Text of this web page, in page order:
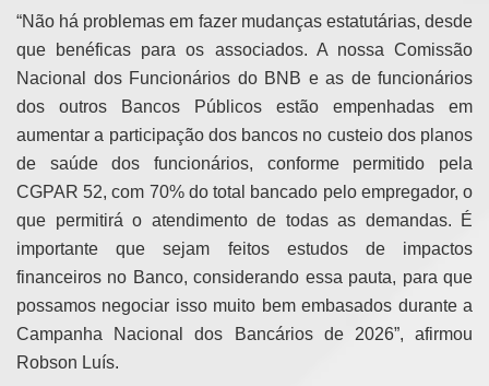
“Não há problemas em fazer mudanças estatutárias, desde
que benéficas para os associados. A nossa Comissão
Nacional dos Funcionários do BNB e as de funcionários
dos outros Bancos Públicos estão empenhadas em
aumentar a participação dos bancos no custeio dos planos
de saúde dos funcionários, conforme permitido pela
CGPAR 52, com 70% do total bancado pelo empregador, o
que permitirá o atendimento de todas as demandas. É
importante que sejam feitos estudos de impactos
financeiros no Banco, considerando essa pauta, para que
possamos negociar isso muito bem embasados durante a
Campanha Nacional dos Bancários de 2026”, afirmou
Robson Luís.